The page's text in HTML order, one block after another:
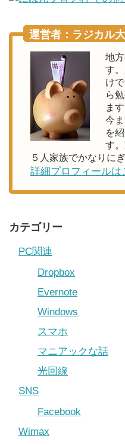
運営者：ラジカル
地
す
け
ら
ま
今
を
す
５人家族でかなりに
詳細プロフィールは
カテゴリー
PC関連
Dropbox
Evernote
Windows
スマホ
マニアックな話
光回線
SNS
Facebook
Wimax